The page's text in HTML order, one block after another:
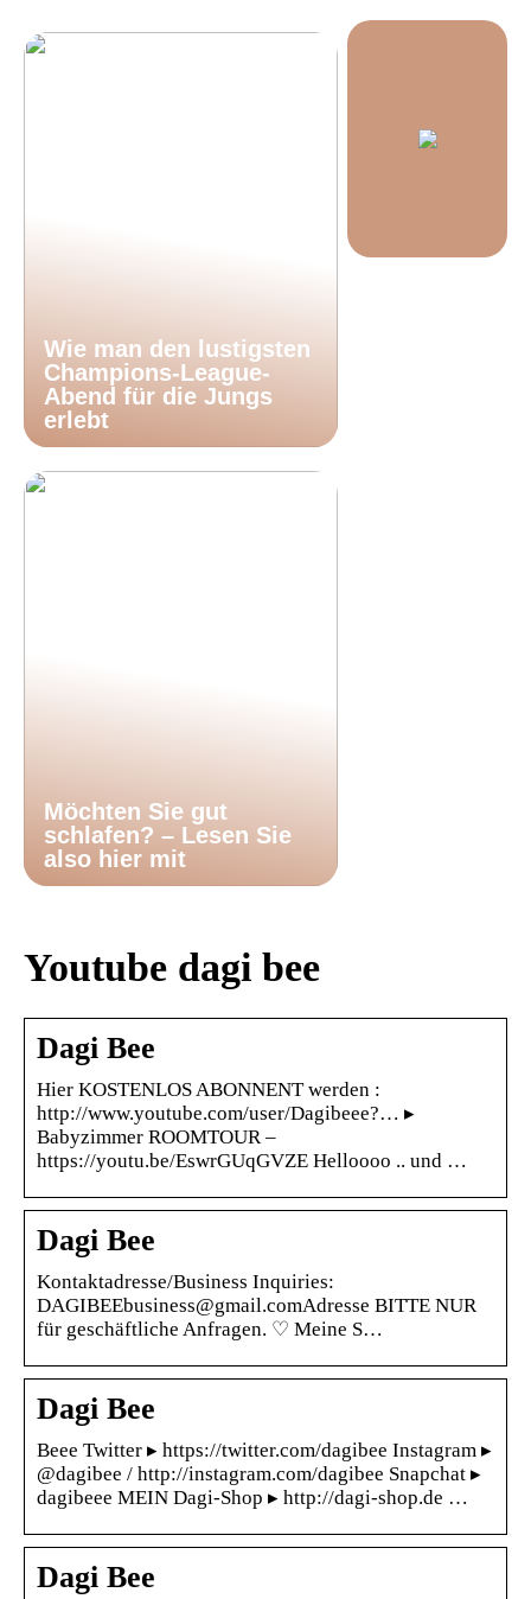
Wie man den lustigsten
Champions-League-
Abend für die Jungs
erlebt
Möchten Sie gut
schlafen? – Lesen Sie
also hier mit
Youtube dagi bee
Dagi Bee
Hier KOSTENLOS ABONNENT werden :
http://www.youtube.com/user/Dagibeee?… ▸
Babyzimmer ROOMTOUR –
https://youtu.be/EswrGUqGVZE Helloooo .. und …
Dagi Bee
Kontaktadresse/Business Inquiries:
DAGIBEEbusiness@gmail.comAdresse BITTE NUR
für geschäftliche Anfragen. ♡ Meine S…
Dagi Bee
Beee Twitter ▸ https://twitter.com/dagibee Instagram ▸
@dagibee / http://instagram.com/dagibee Snapchat ▸
dagibeee MEIN Dagi-Shop ▸ http://dagi-shop.de …
Dagi Bee